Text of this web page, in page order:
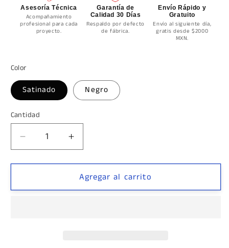
Asesoría Técnica
Acompañamiento
profesional para cada
proyecto.
Garantía de
Calidad 30 Días
Respaldo por defecto
de fábrica.
Envío Rápido y
Gratuito
Envío al siguiente día,
gratis desde $2000
MXN.
Color
Satinado Negro
Cantidad
Cantidad
Reducir
cantidad
para
de
Aumentar
cantidad
para
Barra
de
Agregar al carrito